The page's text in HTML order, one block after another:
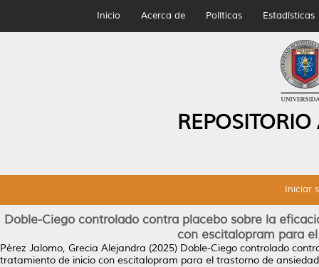
Inicio Acerca de Políticas Estadísticas
Iniciar
Doble-Ciego controlado contra placebo sobre la
con escitalopram para
Pérez Jalomo, Grecia Alejandra (2025) Doble-Ciego controlado
tratamiento de inicio con escitalopram para el trastorno de